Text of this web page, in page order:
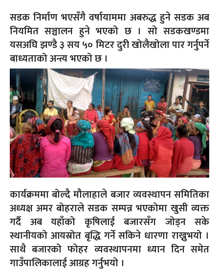
सडक निर्माण भएसँगै वर्षायाममा अबरुद्ध हुने सडक अब
नियमित सञ्चालन हुने भएको छ । सो सडकखण्डमा
यसअघि झण्डै ३ सय ५० मिटर दुरी खोलैखोला पार गर्नुपर्ने
बाध्यताको अन्त्य भएको छ ।
कार्यक्रममा बोल्दै मौलाहाले बजार व्यवस्थापन समितिका
अध्यक्ष अमर बोहराले सडक सम्पन्न भएकोमा खुसी व्यक्त
गर्दै अब यहाँको कृषिलाई बजारसँग जोड्न सके
स्थानीयको आयस्रोत बृद्धि गर्ने सकिने धारणा राख्नुभयो ।
साथै बजारको फोहर व्यवस्थापनमा ध्यान दिन समेत
गाउँपालिकालाई आग्रह गर्नुभयो ।